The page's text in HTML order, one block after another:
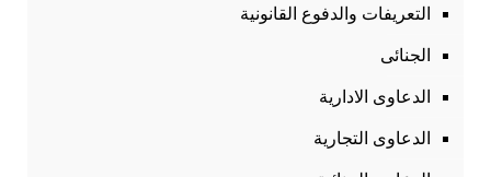
التعريفات والدفوع القانونية
الجنائى
الدعاوى الادارية
الدعاوى التجارية